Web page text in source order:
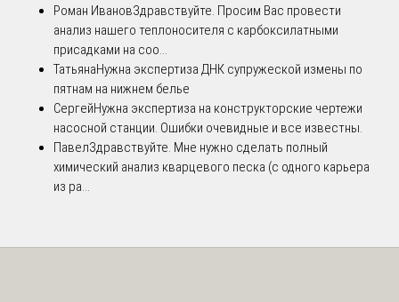
Роман ИвановЗдравствуйте. Просим Вас провести
анализ нашего теплоносителя с карбоксилатными
присадками на соо...
ТатьянаНужна экспертиза ДНК супружеской измены по
пятнам на нижнем белье
СергейНужна экспертиза на конструкторские чертежи
насосной станции. Ошибки очевидные и все известны.
ПавелЗдравствуйте. Мне нужно сделать полный
химический анализ кварцевого песка (с одного карьера
из ра...